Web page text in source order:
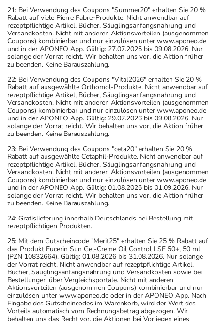
21: Bei Verwendung des Coupons "Summer20" erhalten Sie 20 %
Rabatt auf viele Pierre Fabre-Produkte. Nicht anwendbar auf
rezeptpflichtige Artikel, Bücher, Säuglingsanfangsnahrung und
Versandkosten. Nicht mit anderen Aktionsvorteilen (ausgenommen
Coupons) kombinierbar und nur einzulösen unter www.aponeo.de
und in der APONEO App. Gültig: 27.07.2026 bis 09.08.2026. Nur
solange der Vorrat reicht. Wir behalten uns vor, die Aktion früher
zu beenden. Keine Barauszahlung.
22: Bei Verwendung des Coupons "Vital2026" erhalten Sie 20 %
Rabatt auf ausgewählte Orthomol-Produkte. Nicht anwendbar auf
rezeptpflichtige Artikel, Bücher, Säuglingsanfangsnahrung und
Versandkosten. Nicht mit anderen Aktionsvorteilen (ausgenommen
Coupons) kombinierbar und nur einzulösen unter www.aponeo.de
und in der APONEO App. Gültig: 29.07.2026 bis 09.08.2026. Nur
solange der Vorrat reicht. Wir behalten uns vor, die Aktion früher
zu beenden. Keine Barauszahlung.
23: Bei Verwendung des Coupons "ceta20" erhalten Sie 20 %
Rabatt auf ausgewählte Cetaphil-Produkte. Nicht anwendbar auf
rezeptpflichtige Artikel, Bücher, Säuglingsanfangsnahrung und
Versandkosten. Nicht mit anderen Aktionsvorteilen (ausgenommen
Coupons) kombinierbar und nur einzulösen unter www.aponeo.de
und in der APONEO App. Gültig: 01.08.2026 bis 01.09.2026. Nur
solange der Vorrat reicht. Wir behalten uns vor, die Aktion früher
zu beenden. Keine Barauszahlung.
24: Gratislieferung innerhalb Deutschlands bei Bestellung mit
rezeptpflichtigen Produkten.
25: Mit dem Gutscheincode "Merit25" erhalten Sie 25 % Rabatt auf
das Produkt Eucerin Sun Gel-Creme Oil Control LSF 50+, 50 ml
(PZN 10832664). Gültig: 01.08.2026 bis 31.08.2026. Nur solange
der Vorrat reicht. Nicht anwendbar auf rezeptpflichtige Artikel,
Bücher, Säuglingsanfangsnahrung und Versandkosten sowie bei
Bestellungen über Vergleichsportale. Nicht mit anderen
Aktionsvorteilen (ausgenommen Coupons) kombinierbar und nur
einzulösen unter www.aponeo.de oder in der APONEO App. Nach
Eingabe des Gutscheincodes im Warenkorb, wird der Wert des
Vorteils automatisch vom Rechnungsbetrag abgezogen. Wir
behalten uns das Recht vor, die Aktionen bei Vorliegen eines